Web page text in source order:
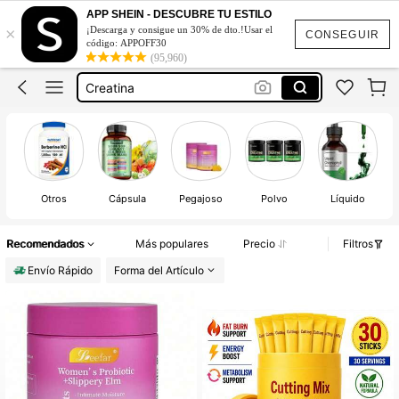
CONSEGUIR
×
APP SHEIN - DESCUBRE TU ESTILO
¡Descarga y consigue un 30% de dto.!Usar el
código: APPOFF30
(95,960)
Colageno Para Mujer
Uros Vaginal
Creatina
Magnesio Complex
Colageno Para Mujer
Uros Vaginal
Otros Cápsula Pegajoso Polvo Líquido
Recomendados Más populares Precio
Filtros
Envío Rápido
Forma del Artículo